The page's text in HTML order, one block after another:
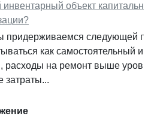
инвентарный объект
придерживаемся следующей
как самостоятельный
на ремонт выше
затраты...